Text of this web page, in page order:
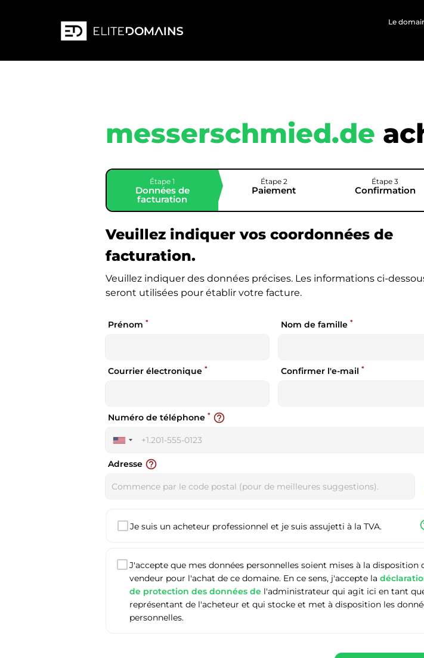
Le
messerschmied.de
Étape 1
Données de
facturation
Étape 2
Paiement
Étape 3
Confirmation
Veuillez indiquer vos coordonnées de
facturation.
Veuillez indiquer des données précises. Les informations ci-
seront utilisées pour établir votre facture.
Prénom * Nom de famille*
Courrier électronique * Confirmer l'e-mail*
United
+1
Numéro de téléphone * help_outline
Adresse help_outline
Je suis un acheteur professionnel et je suis assujetti à la TVA.
J'accepte que mes données personnelles soient mises à la disposition
vendeur pour l'achat de ce domaine. En ce sens, j'accepte la
de protection des données de l'administrateur qui agit ici en tant
représentant de l'acheteur et qui stocke et met à disposition les
personnelles.